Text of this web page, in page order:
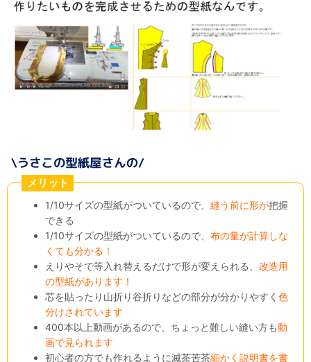
メリット
1/10サイズの型紙がついているので、縫う前に形が把握
できる
1/10サイズの型紙がついているので、布の量が計算しな
くても分かる！
えりやそで等入れ替えるだけで形が変えられる、改造用
の型紙があります！
芯を貼ったり山折り谷折りなどの部分が分かりやすく色
分けされています
400本以上動画があるので、ちょっと難しい縫い方も動
画で見られます
初心者の方でも作れるように滅茶苦茶細かく説明書を書